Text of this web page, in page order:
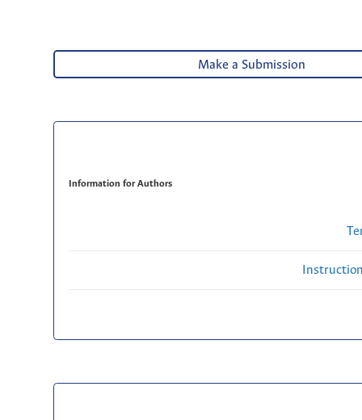
Make a Submission
Information for Authors